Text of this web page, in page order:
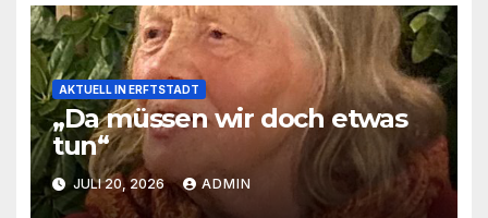
AKTUELL IN ERFTSTADT
„Da müssen wir doch etwas
tun“
JULI 20, 2026 ADMIN